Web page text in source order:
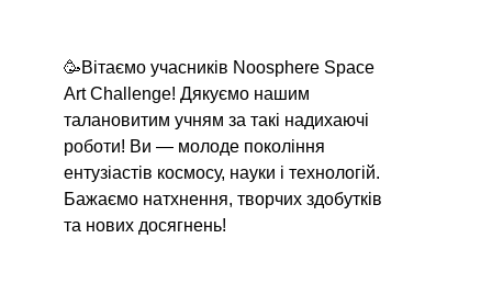
🥳Вітаємо учасників Noosphere Space
Art Challenge! Дякуємо нашим
талановитим учням за такі надихаючі
роботи! Ви — молоде покоління
ентузіастів космосу, науки і технологій.
Бажаємо натхнення, творчих здобутків
та нових досягнень!